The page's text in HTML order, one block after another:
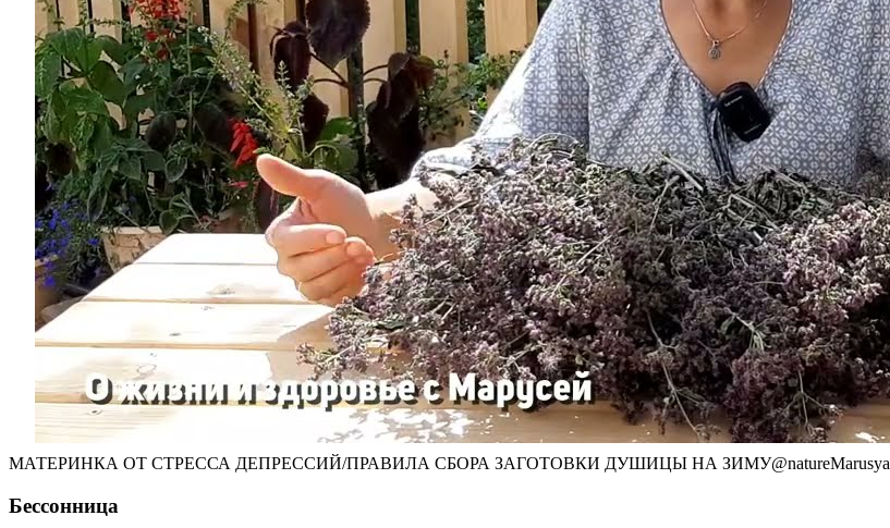
МАТЕРИНКА ОТ СТРЕССА ДЕПРЕССИЙ/ПРАВИЛА СБОРА ЗАГОТОВКИ ДУШИЦЫ НА ЗИМУ@natureMarusya
Бессонница